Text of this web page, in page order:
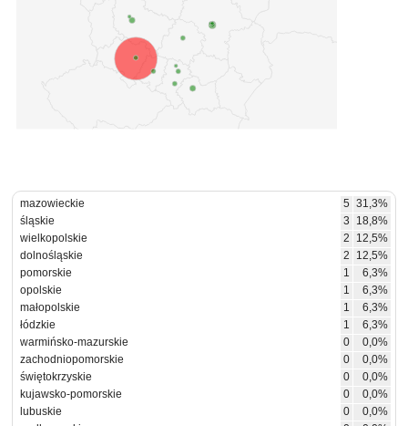
mazowieckie 5 31,3%
śląskie
3
18,8%
wielkopolskie
2
12,5%
dolnośląskie
2
12,5%
pomorskie
1
6,3%
opolskie
1
6,3%
małopolskie
1
6,3%
łódzkie
1
6,3%
warmińsko-mazurskie
0
0,0%
zachodniopomorskie
0
0,0%
świętokrzyskie
0
0,0%
kujawsko-pomorskie
0
0,0%
lubuskie
0
0,0%